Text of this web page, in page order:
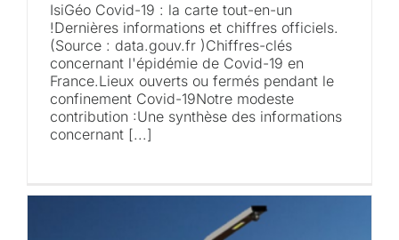
IsiGéo Covid-19 : la carte tout-en-un
!Dernières informations et chiffres officiels.
(Source : data.gouv.fr )Chiffres-clés
concernant l'épidémie de Covid-19 en
France.Lieux ouverts ou fermés pendant le
confinement Covid-19Notre modeste
contribution :Une synthèse des informations
concernant [...]